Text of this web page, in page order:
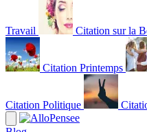
Travail Citation sur la
Citation Printemps
Citation Politique